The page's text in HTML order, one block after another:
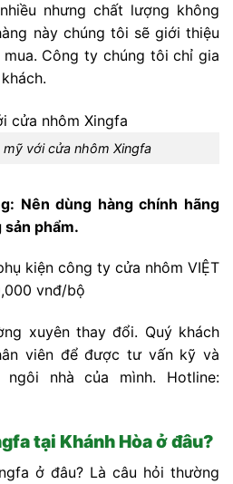
nhưng chất lượng không
này chúng tôi sẽ giới thiệu
Công ty chúng tôi chỉ gia
với cửa nhôm Xingfa
Nên dùng hàng chính hãng
sản phẩm.
kiện công ty cửa nhôm VIỆT
vnđ/bộ
xuyên thay đổi. Quý khách
viên để được tư vấn kỹ và
nhà của mình. Hotline:
tại Khánh Hòa ở đâu?
ở đâu? Là câu hỏi thường